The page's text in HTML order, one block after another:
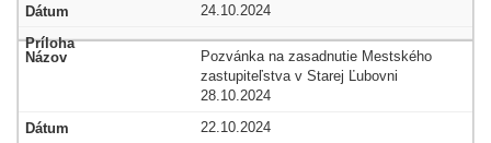
24.10.2024
Pozvánka na zasadnutie Mestského
zastupiteľstva v Starej Ľubovni
28.10.2024
22.10.2024